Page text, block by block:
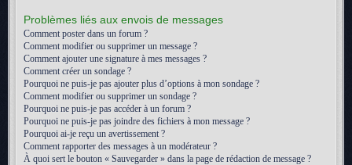
Problèmes liés aux envois de messages
Comment poster dans un forum ?
Comment modifier ou supprimer un message ?
Comment ajouter une signature à mes messages ?
Comment créer un sondage ?
Pourquoi ne puis-je pas ajouter plus d’options à mon sondage ?
Comment modifier ou supprimer un sondage ?
Pourquoi ne puis-je pas accéder à un forum ?
Pourquoi ne puis-je pas joindre des fichiers à mon message ?
Pourquoi ai-je reçu un avertissement ?
Comment rapporter des messages à un modérateur ?
À quoi sert le bouton « Sauvegarder » dans la page de rédaction de message ?